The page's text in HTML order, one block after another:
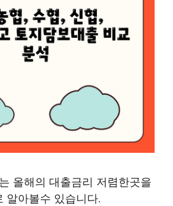
올해의 대출금리 저렴한곳을
알아볼수 있습니다.